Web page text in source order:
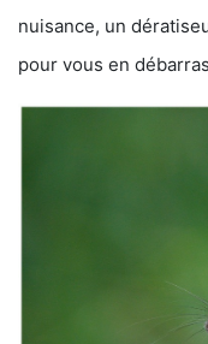
nuisance, un
pour vous en